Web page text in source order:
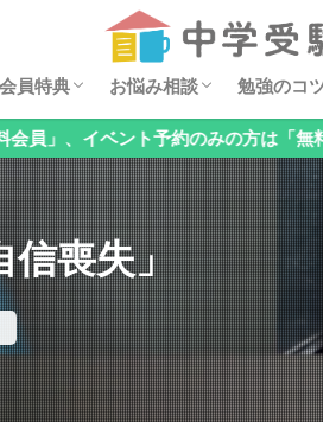
会員特典
セミナー動画
ダウンロード特典
イベント案内
お悩み相談
安浪京子メッセージ
オンライン相談会
お悩みQ&A
勉強のコ
算数の
親子で
国語の
理科の
公立中
オスス
約のみの方は「無料会員」にご登録を
信喪失」
セミナー動画
ダウンロード特典
イベント案内安浪京子メッセージ
オンライン相談会
お悩みQ&A 算数の勉
親子でチ
国語の勉
理科の勉
公立中高
オススメ
検索